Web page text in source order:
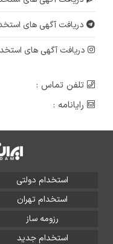
دریافت آگهی های
دریافت آگهی های
تلفن تماس :
رایانامه :
استخدام دولتی
استخدام تهران
رزومه ساز
استخدام جدید